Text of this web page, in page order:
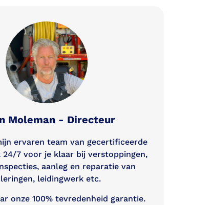
Moleman - Directeur
ervaren team van gecertificeerde
7 voor je klaar bij verstoppingen,
aanleg en reparatie van
leidingwerk etc.
onze 100% tevredenheid garantie.